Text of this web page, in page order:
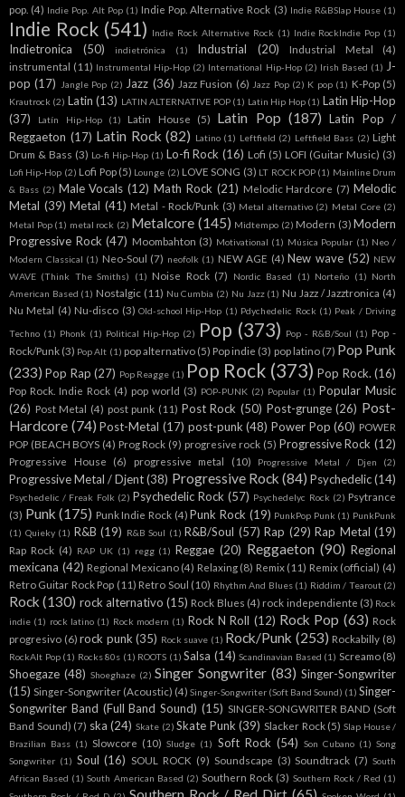
pop. (4) Indie Pop. Alt Pop (1) Indie Pop. Alternative Rock (3) Indie R&BSlap House (1)
Indie Rock (541) Indie Rock Alternative Rock (1) Indie RockIndie Pop (1)
Indietronica (50) indietrónica (1) Industrial (20) Industrial Metal
(4)
instrumental (11) Instrumental Hip-Hop (2) International Hip-Hop (2) Irish Based (1) J-
pop (17) Jangle Pop (2) Jazz (36) Jazz Fusion (6) Jazz Pop (2) K pop (1) K-Pop (5)
Krautrock (2) Latin (13) LATIN ALTERNATIVE POP (1) Latin Hip Hop (1) Latin Hip-Hop
(37)
Latín Hip-Hop (1) Latin House (5) Latin Pop (187) Latin Pop /
Reggaeton (17) Latin Rock (82) Latino (1) Leftfield (2) Leftfield Bass (2) Light
Drum & Bass (3) Lo-fi Hip-Hop (1) Lo-fi Rock (16) Lofi (5) LOFI (Guitar Music) (3)
Lofi Hip-Hop (2) Lofi Pop (5) Lounge (2) LOVE SONG (3) LT ROCK POP (1) Mainline Drum
& Bass (2) Male Vocals (12) Math Rock (21) Melodic Hardcore (7) Melodic
Metal (39) Metal (41) Metal - Rock/Punk (3) Metal alternativo (2) Metal Core (2)
Metal Pop (1) metal rock (2) Metalcore (145) Midtempo (2) Modern (3) Modern
Progressive Rock (47) Moombahton (3) Motivational (1) Música Popular (1) Neo /
Modern Classical (1) Neo-Soul (7) neofolk (1) NEW AGE (4) New wave (52) NEW
WAVE (Think The Smiths)
(1) Noise Rock (7) Nordic Based (1) Norteño (1) North
American Based (1) Nostalgic (11) Nu Cumbia (2) Nu Jazz (1) Nu Jazz / Jazztronica (4)
Nu Metal (4) Nu-disco (3) Old-school Hip-Hop (1) Pdychedelic Rock (1) Peak / Driving
Techno (1) Phonk (1) Political Hip-Hop (2) Pop (373) Pop - R&B/Soul (1) Pop -
Rock/Punk (3) Pop Alt (1) pop alternativo (5) Pop indie (3) pop latino (7) Pop Punk
(233) Pop Rap (27) Pop Reagge (1) Pop Rock (373) Pop Rock. (16)
Pop Rock. Indie Rock (4) pop world (3) POP-PUNK (2) Popular (1) Popular Music
(26) Post Metal (4) post punk (11) Post Rock (50) Post-grunge (26) Post-
Hardcore (74) Post-Metal (17) post-punk (48) Power Pop (60) POWER
POP (BEACH BOYS (4) Prog Rock (9) progresive rock (5) Progressive Rock (12)
Progressive House (6) progressive metal (10) Progressive Metal / Djen (2)
Progressive Metal / Djent (38) Progressive Rock (84) Psychedelic(14)
Psychedelic / Freak Folk (2) Psychedelic Rock (57) Psychedelyc Rock (2) Psytrance
(3) Punk (175) Punk Indie Rock (4) Punk Rock (19) PunkPop Punk (1) PunkPunk
(1) Quieky (1) R&B (19) R&B Soul (1) R&B/Soul (57) Rap (29) Rap Metal (19)
Rap Rock (4) RAP UK (1) regg (1) Reggae (20) Reggaeton (90) Regional
mexicana (42) Regional Mexicano (4) Relaxing (8) Remix (11) Remix (official) (4)
Retro Guitar Rock Pop (11) Retro Soul (10) Rhythm And Blues (1) Riddim / Tearout (2)
Rock (130) rock alternativo (15) Rock Blues (4) rock independiente (3) Rock
indie (1) rock latino (1) Rock modern (1) Rock N Roll (12) Rock Pop (63) Rock
progresivo (6) rock punk (35) Rock suave (1) Rock/Punk (253) Rockabilly (8)
RockAlt Pop (1) Rocks 80s (1) ROOTS (1) Salsa (14) Scandinavian Based (1) Screamo (8)
Shoegaze (48) Shoeghaze (2) Singer Songwriter (83) Singer-Songwriter
(15) Singer-Songwriter (Acoustic) (4) Singer-Songwriter (Soft Band Sound) (1) Singer-
Songwriter Band (Full Band Sound) (15) SINGER-SONGWRITER BAND (Soft
Band Sound) (7) ska (24) Skate (2) Skate Punk (39) Slacker Rock (5) Slap House /
Brazilian Bass (1) Slowcore (10) Sludge (1) Soft Rock (54) Son Cubano (1) Song
Songwriter (1) Soul (16) SOUL ROCK (9) Soundscape (3) Soundtrack (7) South
African Based (1) South American Based (2) Southern Rock (3) Southern Rock / Red (1)